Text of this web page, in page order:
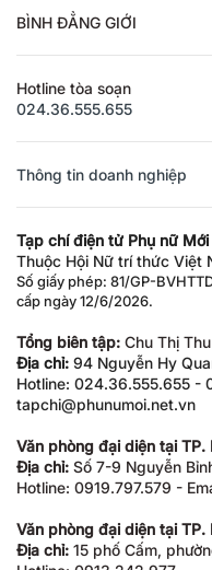
BÌNH ĐẲNG GIỚI
Hotline tòa soạn
024.36.555.655
Thông tin doanh nghiệp
Tạp chí điện tử Phụ nữ Mới
Thuộc Hội Nữ trí thức Việt
Số giấy phép: 81/GP-
cấp ngày 12/6/2026.
Tổng biên tập: Chu Thị
Địa chỉ: 94 Nguyễn Hy
Hotline: 024.36.555.655 -
tapchi@phunumoi.net.vn
Văn phòng đại diện tại TP.
Địa chỉ: Số 7-9 Nguyễn
Hotline: 0919.797.579 -
Văn phòng đại diện tại TP.
Địa chỉ: 15 phố Cấm,